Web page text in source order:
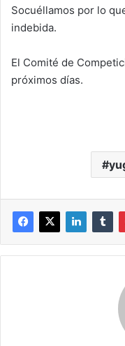
Socuéllamos por lo
indebida.
El Comité de
próximos días.